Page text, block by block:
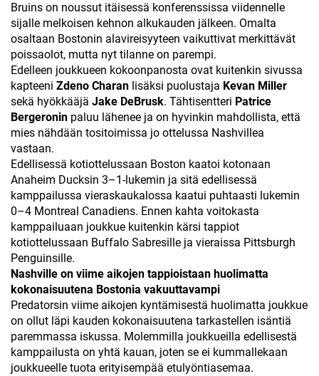
Bruins on noussut itäisessä konferenssissa viidennelle
sijalle melkoisen kehnon alkukauden jälkeen. Omalta
osaltaan Bostonin alavireisyyteen vaikuttivat merkittävät
poissaolot, mutta nyt tilanne on parempi.
Edelleen joukkueen kokoonpanosta ovat kuitenkin sivussa
kapteeni Zdeno Charan lisäksi puolustaja Kevan Miller
sekä hyökkääjä Jake DeBrusk. Tähtisentteri Patrice
Bergeronin paluu lähenee ja on hyvinkin mahdollista, että
mies nähdään tositoimissa jo ottelussa Nashvillea
vastaan.
Edellisessä kotiottelussaan Boston kaatoi kotonaan
Anaheim Ducksin 3–1-lukemin ja sitä edellisessä
kamppailussa vieraskaukalossa kaatui puhtaasti lukemin
0–4 Montreal Canadiens. Ennen kahta voitokasta
kamppailuaan joukkue kuitenkin kärsi tappiot
kotiottelussaan Buffalo Sabresille ja vieraissa Pittsburgh
Penguinsille.
Nashville on viime aikojen tappioistaan huolimatta
kokonaisuutena Bostonia vakuuttavampi
Predatorsin viime aikojen kyntämisestä huolimatta joukkue
on ollut läpi kauden kokonaisuutena tarkastellen isäntiä
paremmassa iskussa. Molemmilla joukkueilla edellisestä
kamppailusta on yhtä kauan, joten se ei kummallekaan
joukkueelle tuota erityisempää etulyöntiasemaa.